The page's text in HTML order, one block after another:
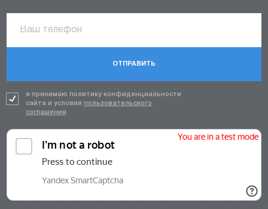
ОТПРАВИТЬ
я принимаю политику конфиденциальности
сайта и условия пользовательского
соглашения